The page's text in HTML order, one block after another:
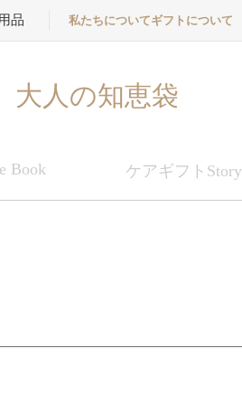
品 私たちについてギフトについて
大人の知恵袋
Book ケアギフトStory